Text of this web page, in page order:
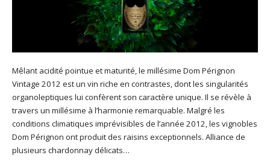
Mêlant acidité pointue et maturité, le millésime Dom Pérignon
Vintage 2012 est un vin riche en contrastes, dont les singularités
organoleptiques lui confèrent son caractère unique. Il se révèle à
travers un millésime à l’harmonie remarquable. Malgré les
conditions climatiques imprévisibles de l’année 2012, les vignobles
Dom Pérignon ont produit des raisins exceptionnels. Alliance de
plusieurs chardonnay délicats…